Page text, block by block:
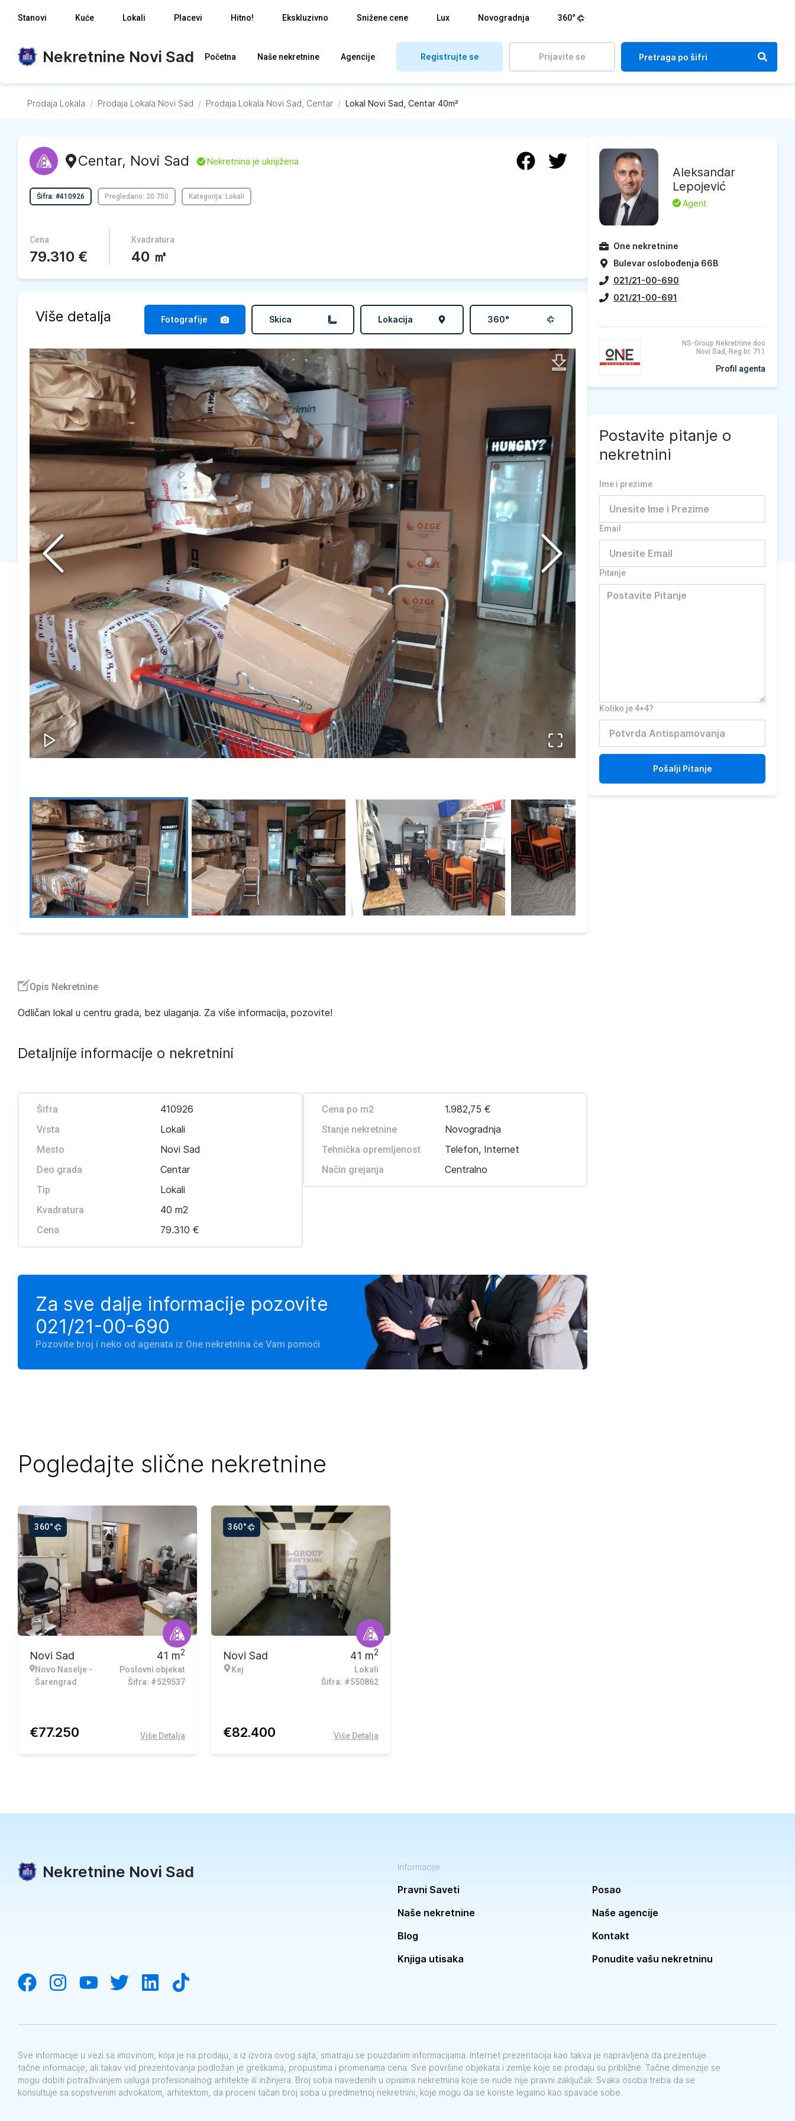
Stanovi Kuće Lokali Placevi Hitno! Ekskluzivno Snižene cene Lux Novogradnja 360°
Nekretnine Novi Sad Početna Naše nekretnine Agencije Registrujte se Prijavite se
Prodaja Lokala / Prodaja Lokala Novi Sad / Prodaja Lokala Novi Sad, Centar / Lokal Novi Sad, Centar 40m²
Centar, Novi Sad L Nekretnina je uknjižena
Šifra: #410926 Pregledano: 20.750 Kategorija: Lokali
Cena
79.310 €
Kvadratura
40 ㎡
Više detalja Fotografije Skica Lokacija 360°
Opis Nekretnine
Odličan lokal u centru grada, bez ulaganja. Za više informacija, pozovite!
Detaljnije informacije o nekretnini
Šifra 410926
Vrsta Lokali
Mesto Novi Sad
Deo grada Centar
Tip Lokali
Kvadratura 40 m2
Cena 79.310 €
Cena po m2 1.982,75 €
Stanje nekretnine Novogradnja
Tehnička opremljenost Telefon, Internet
Način grejanja Centralno
Za sve dalje informacije pozovite
021/21-00-690
Pozovite broj i neko od agenata iz One nekretnina će Vam pomoći
Aleksandar
Lepojević
L Agent
One nekretnine
Bulevar oslobođenja 66B
021/21-00-690
021/21-00-691
NS-Group Nekretnine doo
Novi Sad, Reg.br. 711
Profil agenta
Postavite pitanje o
nekretnini
Ime i prezime
Email
Pitanje
Koliko je 4+4?
Pošalji Pitanje
Pogledajte slične nekretnine
360°
Novi Sad
Novo Naselje -
Šarengrad
41 m2
Poslovni objekat
Šifra: #529537
€77.250 Više Detalja
360°
Novi Sad
Kej
41 m2
Lokali
Šifra: #550862
€82.400 Više Detalja
Nekretnine Novi Sad Informacije
Pravni Saveti
Posao
Naše nekretnine
Naše agencije
Blog
Kontakt
Knjiga utisaka
Ponudite vašu nekretninu
Sve informacije u vezi sa imovinom, koja je na prodaju, a iz izvora ovog sajta, smatraju se pouzdanim informacijama. Internet prezentacija kao takva je napravljena da prezentuje
tačne informacije, ali takav vid prezentovanja podložan je greškama, propustima i promenama cena. Sve površine objekata i zemlje koje se prodaju su približne. Tačne dimenzije se
mogu dobiti potraživanjem usluga profesionalnog arhitekte ili inžinjera. Broj soba navedenih u opisima nekretnina koje se nude nije pravni zaključak. Svaka osoba treba da se
konsultuje sa sopstvenim advokatom, arhitektom, da proceni tačan broj soba u predmetnoj nekretnini, koje mogu da se koriste legalno kao spavaće sobe.